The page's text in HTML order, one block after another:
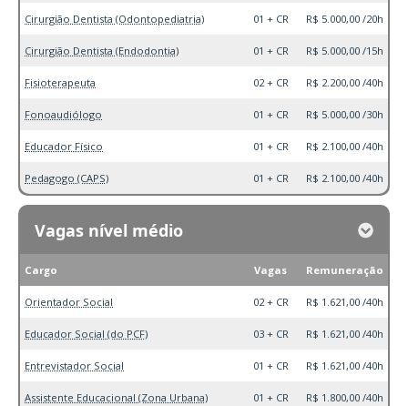
Cirurgião Dentista (Odontopediatria) 01 + CR R$ 5.000,00 /20h
Cirurgião Dentista (Endodontia) 01 + CR R$ 5.000,00 /15h
Fisioterapeuta 02 + CR R$ 2.200,00 /40h
Fonoaudiólogo 01 + CR R$ 5.000,00 /30h
Educador Físico 01 + CR R$ 2.100,00 /40h
Pedagogo (CAPS) 01 + CR R$ 2.100,00 /40h
Vagas nível médio
Cargo Vagas Remuneração
Orientador Social 02 + CR R$ 1.621,00 /40h
Educador Social (do PCF) 03 + CR R$ 1.621,00 /40h
Entrevistador Social 01 + CR R$ 1.621,00 /40h
Assistente Educacional (Zona Urbana) 01 + CR R$ 1.800,00 /40h